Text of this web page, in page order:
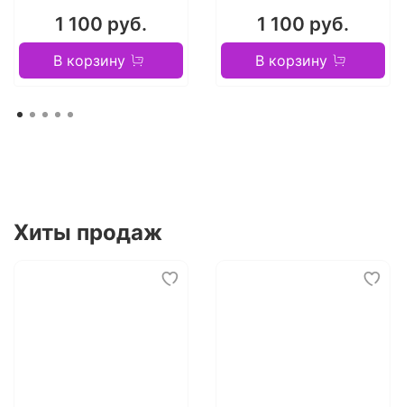
1 100 руб.
В корзину
1 100 руб.
В корзину
Хиты продаж